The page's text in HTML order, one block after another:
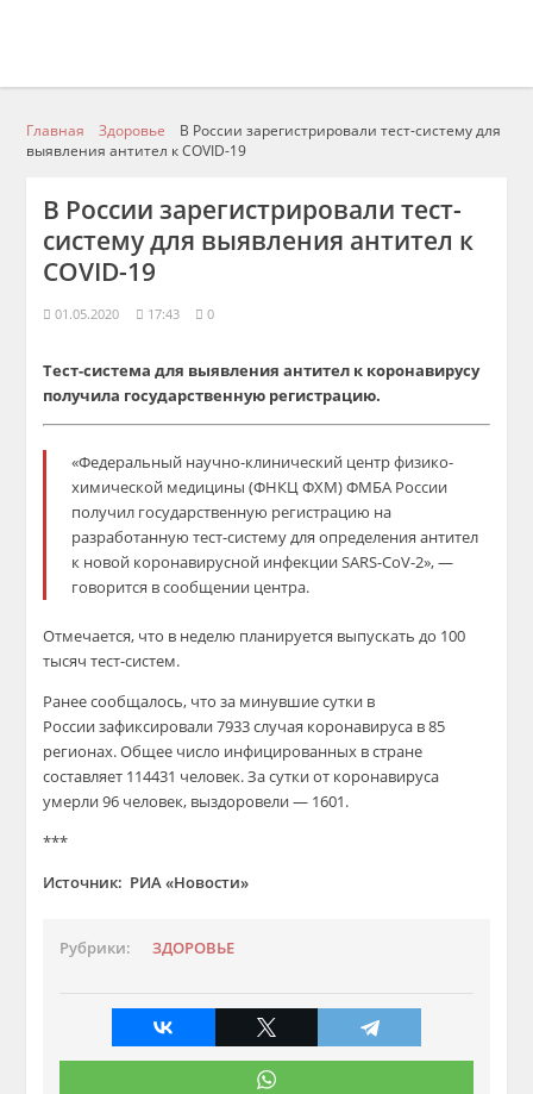
Главная Здоровье
В России зарегистрировали тест-систему для
выявления антител к COVID-19
В России зарегистрировали тест-
систему для выявления антител к
COVID-19
01.05.2020 17:43 0
Тест-система для выявления антител к коронавирусу
получила государственную регистрацию.
«Федеральный научно-клинический центр физико-
химической медицины (ФНКЦ ФХМ) ФМБА России
получил государственную регистрацию на
разработанную тест-систему для определения антител
к новой коронавирусной инфекции SARS-CoV-2», —
говорится в сообщении центра.
Отмечается, что в неделю планируется выпускать до 100
тысяч тест-систем.
Ранее сообщалось, что за минувшие сутки в
России зафиксировали 7933 случая коронавируса в 85
регионах. Общее число инфицированных в стране
составляет 114431 человек. За сутки от коронавируса
умерли 96 человек, выздоровели — 1601.
***
Источник: РИА «Новости»
Рубрики: ЗДОРОВЬЕ